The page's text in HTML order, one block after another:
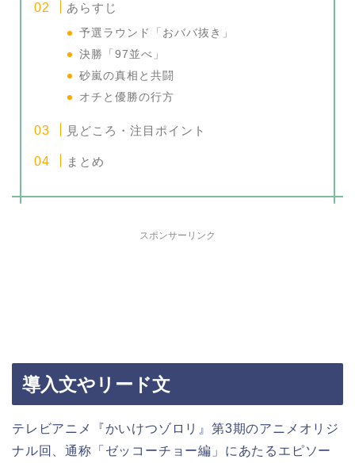
あらすじ
予選ラウンド「おババ抜き」
決勝「97並べ」
砂嵐の真相と共闘
オチと優勝の行方
見どころ・注目ポイント
まとめ
スポンサーリンク
導入文やリード文
テレビアニメ『かいけつゾロリ』第3期のアニメオリジ
ナル回、通称「ゼッコーチョー編」にあたるエピソー